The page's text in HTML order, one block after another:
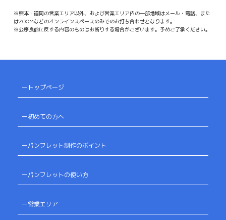
※熊本・福岡の営業エリア以外、および営業エリア内の一部地域はメール・電話、また
はZOOMなどのオンラインスペースのみでのお打ち合わせとなります。
※公序良俗に反する内容のものはお断りする場合がございます。予めご了承ください。
ートップページ
ー初めての方へ
ーパンフレット制作のポイント
ーパンフレットの使い方
ー営業エリア